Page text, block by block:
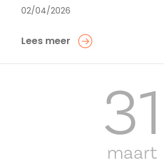
02/04/2026
Lees meer
31
maart